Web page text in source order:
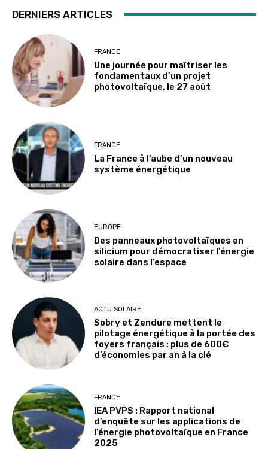
DERNIERS ARTICLES
FRANCE
Une journée pour maîtriser les
fondamentaux d’un projet
photovoltaïque, le 27 août
FRANCE
La France à l’aube d’un nouveau
système énergétique
EUROPE
Des panneaux photovoltaïques en
silicium pour démocratiser l’énergie
solaire dans l’espace
ACTU SOLAIRE
Sobry et Zendure mettent le
pilotage énergétique à la portée des
foyers français : plus de 600€
d’économies par an à la clé
FRANCE
IEA PVPS : Rapport national
d’enquête sur les applications de
l’énergie photovoltaïque en France
2025